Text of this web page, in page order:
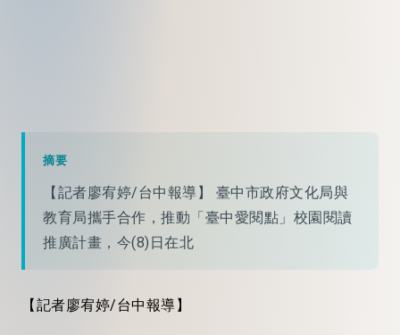
摘要
【記者廖宥婷/台中報導】 臺中市政府文化局與
教育局攜手合作，推動「臺中愛閱點」校園閱讀
推廣計畫，今(8)日在北
【記者廖宥婷/台中報導】